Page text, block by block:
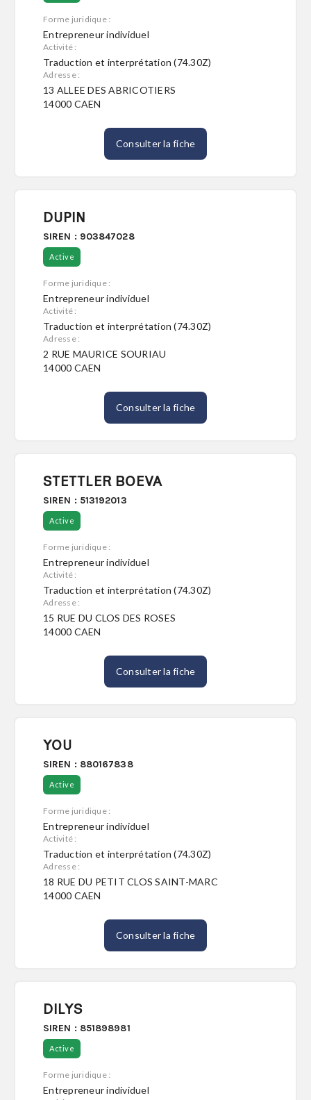
Forme juridique :
Entrepreneur individuel
Activité :
Traduction et interprétation (74.30Z)
Adresse :
13 ALLEE DES ABRICOTIERS
14000 CAEN
Consulter la fiche
DUPIN
SIREN : 903847028
Active
Forme juridique :
Entrepreneur individuel
Activité :
Traduction et interprétation (74.30Z)
Adresse :
2 RUE MAURICE SOURIAU
14000 CAEN
Consulter la fiche
STETTLER BOEVA
SIREN : 513192013
Active
Forme juridique :
Entrepreneur individuel
Activité :
Traduction et interprétation (74.30Z)
Adresse :
15 RUE DU CLOS DES ROSES
14000 CAEN
Consulter la fiche
YOU
SIREN : 880167838
Active
Forme juridique :
Entrepreneur individuel
Activité :
Traduction et interprétation (74.30Z)
Adresse :
18 RUE DU PETIT CLOS SAINT-MARC
14000 CAEN
Consulter la fiche
DILYS
SIREN : 851898981
Active
Forme juridique :
Entrepreneur individuel